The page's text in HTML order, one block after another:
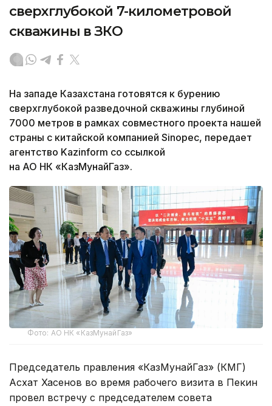
сверхглубокой 7-километровой
скважины в ЗКО
На западе Казахстана готовятся к бурению
сверхглубокой разведочной скважины глубиной
7000 метров в рамках совместного проекта нашей
страны с китайской компанией Sinopec, передает
агентство Kazinform со ссылкой
на АО НК «КазМунайГаз».
Фото: АО НК «КазМунайГаз»
Председатель правления «КазМунайГаз» (КМГ)
Асхат Хасенов во время рабочего визита в Пекин
провел встречу с председателем совета